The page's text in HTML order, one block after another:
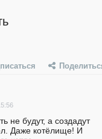
не будут, а создадут
Даже котёлище! И